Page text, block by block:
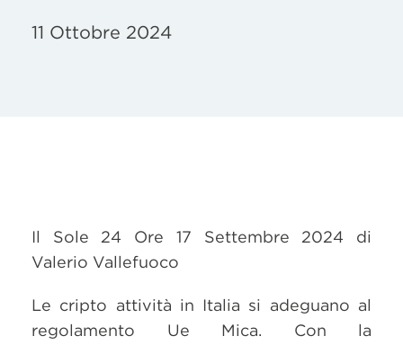
11 Ottobre 2024
Il Sole 24 Ore 17 Settembre 2024 di
Valerio Vallefuoco
Le cripto attività in Italia si adeguano al
regolamento Ue Mica. Con la